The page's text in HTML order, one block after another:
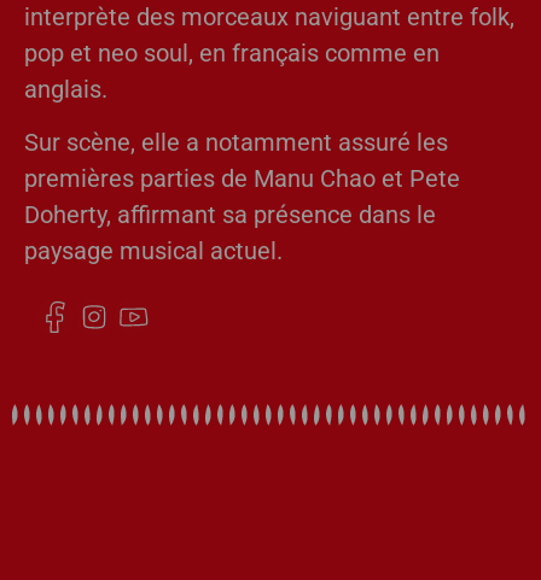
interprète des morceaux naviguant entre folk,
pop et neo soul, en français comme en
anglais.
Sur scène, elle a notamment assuré les
premières parties de Manu Chao et Pete
Doherty, affirmant sa présence dans le
paysage musical actuel.